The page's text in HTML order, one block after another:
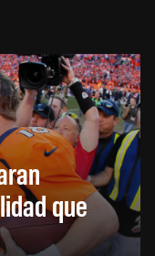
que